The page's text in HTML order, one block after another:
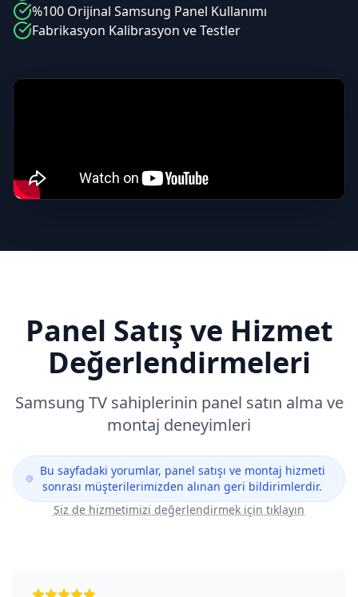
%100 Orijinal Samsung Panel Kullanımı
Fabrikasyon Kalibrasyon ve Testler
Panel Satış ve Hizmet
Değerlendirmeleri
Samsung TV sahiplerinin panel satın alma ve
montaj deneyimleri
Bu sayfadaki yorumlar, panel satışı ve montaj hizmeti
sonrası müşterilerimizden alınan geri bildirimlerdir.
Siz de hizmetimizi değerlendirmek için tıklayın